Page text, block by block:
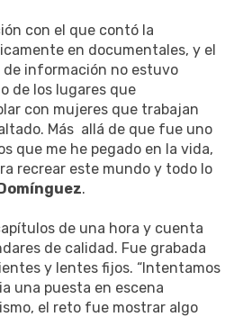
con el que contó la
en documentales, y el
de información no estuvo
de los lugares que
con mujeres que trabajan
Más allá de que fue uno
que me he pegado en la vida,
recrear este mundo y todo lo
.
de una hora y cuenta
de calidad. Fue grabada
y lentes fijos. “Intentamos
una puesta en escena
el reto fue mostrar algo